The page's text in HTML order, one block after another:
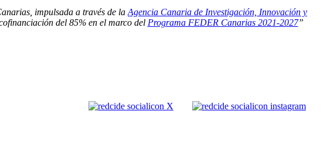
impulsada a través de laAgencia Canaria de Investigación, Innovación y
del 85% en el marco del Programa FEDER Canarias 2021-2027”